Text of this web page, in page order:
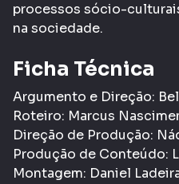
processos sócio-
na sociedade.
Ficha Técnica
Argumento e Direção:
Roteiro: Marcus
Direção de Produção:
Produção de Conteúdo:
Montagem: Daniel